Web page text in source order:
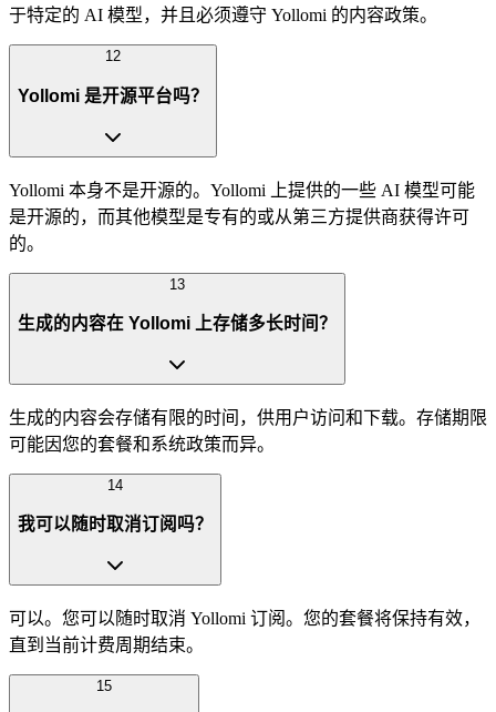
于特定的 AI 模型，并且必须遵守 Yollomi 的内容政策。
12
Yollomi 是开源平台吗？
Yollomi 本身不是开源的。Yollomi 上提供的一些 AI 模型可能
是开源的，而其他模型是专有的或从第三方提供商获得许可
的。
13
生成的内容在 Yollomi 上存储多长时间？
生成的内容会存储有限的时间，供用户访问和下载。存储期限
可能因您的套餐和系统政策而异。
14
我可以随时取消订阅吗？
可以。您可以随时取消 Yollomi 订阅。您的套餐将保持有效，
直到当前计费周期结束。
15